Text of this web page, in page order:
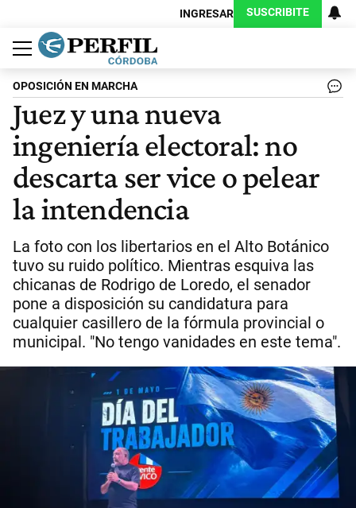
INGRESAR SUSCRIBITE
Política
Economía
Judiciales
Sociedad
Cultura
Espectáculos
Deportes
Protagonistas
OPOSICIÓN EN MARCHA
Juez y una nueva
ingeniería electoral: no
descarta ser vice o pelear
la intendencia
La foto con los libertarios en el Alto Botánico
tuvo su ruido político. Mientras esquiva las
chicanas de Rodrigo de Loredo, el senador
pone a disposición su candidatura para
cualquier casillero de la fórmula provincial o
municipal. "No tengo vanidades en este tema".